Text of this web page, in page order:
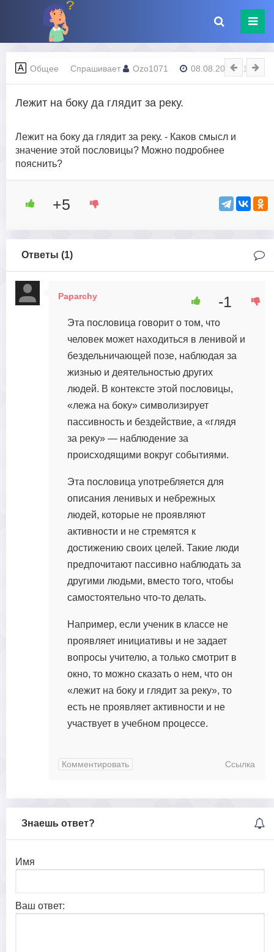
Общее Спрашивает Ozo1071 08.08.2023 - 12:54
Лежит на боку да глядит за реку.
Лежит на боку да глядит за реку. - Каков смысл и
значение этой пословицы? Можно подробнее
пояснить?
+5
Ответы (1)
Paparchy
Эта пословица говорит о том, что
человек может находиться в ленивой и
бездельничающей позе, наблюдая за
жизнью и деятельностью других
людей. В контексте этой пословицы,
«лежа на боку» символизирует
пассивность и бездействие, а «глядя
за реку» — наблюдение за
происходящими вокруг событиями.
Эта пословица употребляется для
описания ленивых и небрежных
людей, которые не проявляют
активности и не стремятся к
достижению своих целей. Такие люди
предпочитают пассивно наблюдать за
другими людьми, вместо того, чтобы
самостоятельно что-то делать.
Например, если ученик в классе не
проявляет инициативы и не задает
вопросы учителю, а только смотрит в
окно, то можно сказать о нем, что он
«лежит на боку и глядит за реку», то
есть не проявляет активности и не
участвует в учебном процессе.
-1
Комментировать Ссылка
Знаешь ответ?
Имя
Ваш ответ: